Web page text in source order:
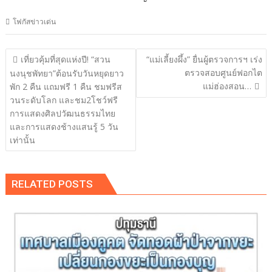
โฟกัสข่าวเด่น
แนะแนว
เรื่อง
เที่ยวคุ้มที่สุดแห่งปี! “สวน
นงนุชพัทยา”ต้อนรับวันหยุดยาว
พัก 2 คืน แถมฟรี 1 คืน ชมฟรีส
วนระดับโลก และชม2โชว์ฟรี
การแสดงศิลปวัฒนธรรมไทย
และการแสดงช้างแสนรู้ 5 วัน
เท่านั้น
“แม่เลี้ยงผึ้ง” ยื่นผู้ตรวจการฯ เร่ง
ตรวจสอบศูนย์ฟอกไต
แม่ฮ่องสอน…
RELATED POSTS